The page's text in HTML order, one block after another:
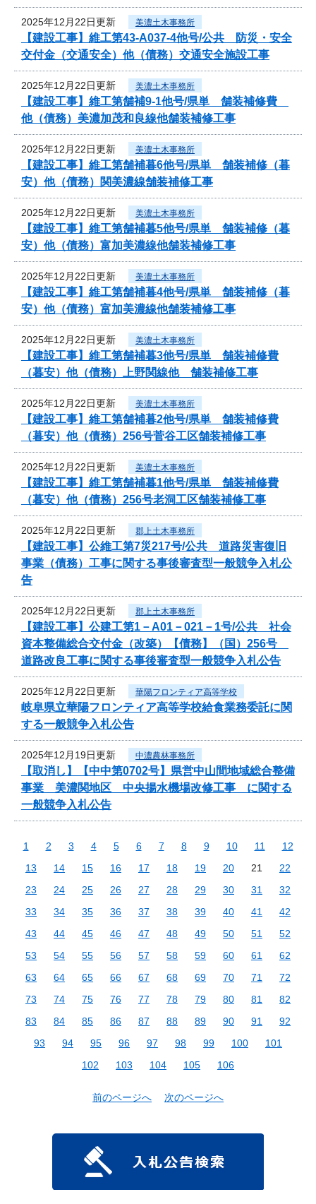
2025年12月22日更新 美濃土木事務所
【建設工事】維工第43-A037-4他号/公共 防災・安全
交付金（交通安全）他（債務）交通安全施設工事
2025年12月22日更新 美濃土木事務所
【建設工事】維工第舗補9-1他号/県単 舗装補修費
他（債務）美濃加茂和良線他舗装補修工事
2025年12月22日更新 美濃土木事務所
【建設工事】維工第舗補暮6他号/県単 舗装補修（暮
安）他（債務）関美濃線舗装補修工事
2025年12月22日更新 美濃土木事務所
【建設工事】維工第舗補暮5他号/県単 舗装補修（暮
安）他（債務）富加美濃線他舗装補修工事
2025年12月22日更新 美濃土木事務所
【建設工事】維工第舗補暮4他号/県単 舗装補修（暮
安）他（債務）富加美濃線他舗装補修工事
2025年12月22日更新 美濃土木事務所
【建設工事】維工第舗補暮3他号/県単 舗装補修費
（暮安）他（債務）上野関線他 舗装補修工事
2025年12月22日更新 美濃土木事務所
【建設工事】維工第舗補暮2他号/県単 舗装補修費
（暮安）他（債務）256号菅谷工区舗装補修工事
2025年12月22日更新 美濃土木事務所
【建設工事】維工第舗補暮1他号/県単 舗装補修費
（暮安）他（債務）256号老洞工区舗装補修工事
2025年12月22日更新 郡上土木事務所
【建設工事】公維工第7災217号/公共 道路災害復旧
事業（債務）工事に関する事後審査型一般競争入札公
告
2025年12月22日更新 郡上土木事務所
【建設工事】公建工第1－A01－021－1号/公共 社会
資本整備総合交付金（改築）【債務】（国）256号
道路改良工事に関する事後審査型一般競争入札公告
2025年12月22日更新 華陽フロンティア高等学校
岐阜県立華陽フロンティア高等学校給食業務委託に関
する一般競争入札公告
2025年12月19日更新 中濃農林事務所
【取消し】【中中第0702号】県営中山間地域総合整備
事業 美濃関地区 中央揚水機場改修工事 に関する
一般競争入札公告
1 2 3 4 5 6 7 8 9 10 11
12
13
14 15 16 17 18 19 20 21
22
23
24 25 26 27 28 29 30 31
32
33
34 35 36 37 38 39 40 41
42
43
44 45 46 47 48 49 50 51
52
53
54 55 56 57 58 59 60 61
62
63
64 65 66 67 68 69 70 71
72
73
74 75 76 77 78 79 80 81
82
83
84 85 86 87 88 89 90 91
92
93
94 95 96 97 98 99 100
101
102
103 104 105 106
前のページへ 次のページへ